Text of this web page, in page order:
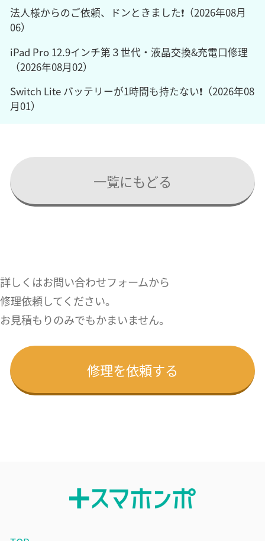
法人様からのご依頼、ドンときました❗️（2026年08月
06）
iPad Pro 12.9インチ第３世代・液晶交換&充電口修理
（2026年08月02）
Switch Lite バッテリーが1時間も持たない❗️（2026年08
月01）
一覧にもどる
詳しくはお問い合わせフォームから
修理依頼してください。
お見積もりのみでもかまいません。
修理を依頼する